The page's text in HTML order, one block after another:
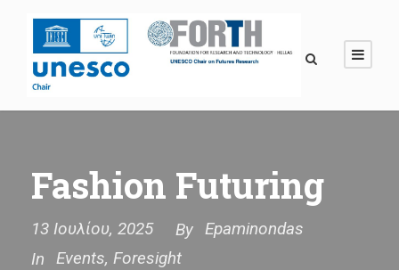
Fashion Futuring
13 Ιουλίου, 2025 By Epaminondas
In
Events, Foresight